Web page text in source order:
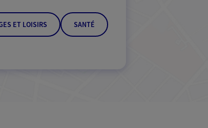
ET LOISIRS SANTÉ